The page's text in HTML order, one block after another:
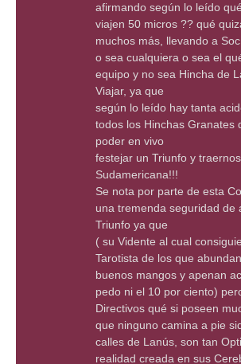
afirmando según lo leído
viajen 50 micros ?? qué
muchos más, llevando a
o sea cualquiera o sea el
equipo y no sea Hincha de
Viajar, ya que
según lo leído hay tanta
todos los Hinchas Granates
poder en vivo
festejar un Triunfo y
Sudamericana!!!
Se nota por parte de esta
una tremenda seguridad de
Triunfo ya que
( su Vidente al cual
Tarotista de los que
buenos mangos y apenan
pedo ni el 10 por ciento)
Directivos qué si poseen
que ninguno camina a pie
calles de Lanús, son tan
realidad creada en sus